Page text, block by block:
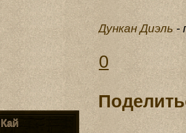
Дункан Диэль-
0
Кай